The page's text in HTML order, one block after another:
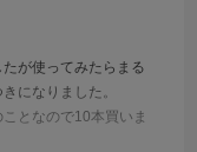
が使ってみたらまる
になりました。
となので10本買いま